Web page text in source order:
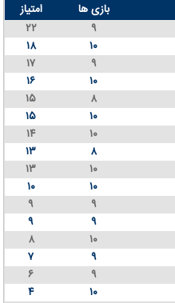
بازی ها
امتیاز
۹
۲۲
۱۰
۱۸
۹
۱۷
۱۰
۱۶
۸
۱۵
۱۰
۱۵
۱۰
۱۴
۸
۱۳
۱۰
۱۳
۱۰
۱۰
۹
۹
۹
۹
۱۰
۸
۹
۷
۹
۶
۱۰ ۴